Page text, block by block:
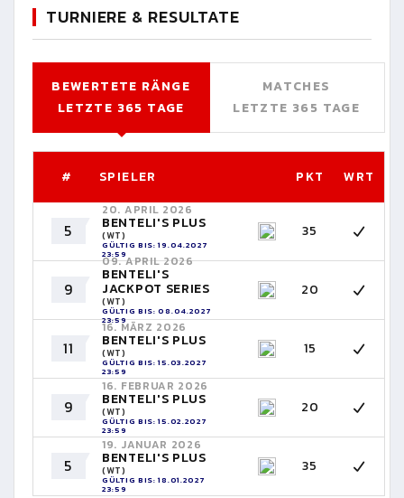
TURNIERE & RESULTATE
BEWERTETE RÄNGE
LETZTE 365 TAGE
MATCHES
LETZTE 365 TAGE
# SPIELER PKT WRT
5
20. APRIL 2026
BENTELI'S PLUS
(WT)
GÜLTIG BIS: 19.04.2027
23:59
35
9
09. APRIL 2026
BENTELI'S
JACKPOT SERIES
(WT)
GÜLTIG BIS: 08.04.2027
23:59
20
11
16. MÄRZ 2026
BENTELI'S PLUS
(WT)
GÜLTIG BIS: 15.03.2027
23:59
15
9
16. FEBRUAR 2026
BENTELI'S PLUS
(WT)
GÜLTIG BIS: 15.02.2027
23:59
20
5
19. JANUAR 2026
BENTELI'S PLUS
(WT)
GÜLTIG BIS: 18.01.2027
23:59
35